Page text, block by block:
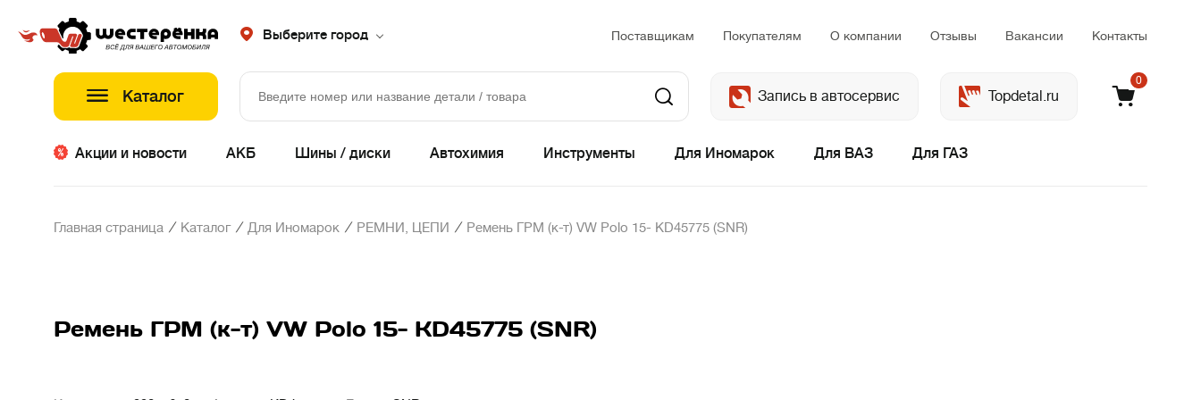
Выберите город Поставщикам Покупателям О компании Отзывы Вакансии Контакты
Каталог Запись в автосервис Topdetal.ru
0
Акции и новости АКБ Шины / диски Автохимия Инструменты Для Иномарок Для ВАЗ Для ГАЗ
Главная страница / Каталог / Для Иномарок / РЕМНИ, ЦЕПИ / Ремень ГРМ (к-т) VW Polo 15- KD45775 (SNR)
Ремень ГРМ (к-т) VW Polo 15- KD45775 (SNR)